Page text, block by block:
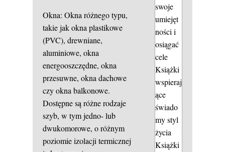
Okna: Okna różnego typu,
takie jak okna plastikowe
(PVC), drewniane,
aluminiowe, okna
energooszczędne, okna
przesuwne, okna dachowe
czy okna balkonowe.
Dostępne są różne rodzaje
szyb, w tym jedno- lub
dwukomorowe, o różnym
poziomie izolacji termicznej
swoje
umiejęt
ności i
osiągać
cele
Książki
wspieraj
ące
świado
my styl
życia
Książki